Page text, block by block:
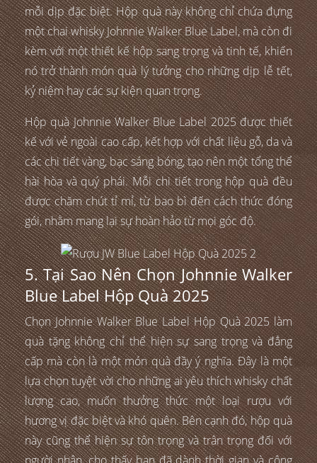
mỗi dịp đặc biệt. Hộp quà này không chỉ chứa đựng
một chai whisky Johnnie Walker Blue Label, mà còn đi
kèm với một thiết kế hộp sang trọng và tinh tế, khiến
nó trở thành món quà lý tưởng cho những dịp lễ tết,
kỷ niệm hay các sự kiện quan trọng.
Hộp quà Johnnie Walker Blue Label 2025 được thiết
kế với vẻ ngoài cao cấp, kết hợp với chất liệu gỗ, da và
các chi tiết vàng, bạc sáng bóng, tạo nên một tổng thể
hài hòa và quý phái. Mỗi chi tiết trong hộp quà đều
được chăm chút tỉ mỉ, từ bao bì đến cách thức đóng
gói, nhằm mang lại sự hoàn hảo từ mọi góc độ.
5. Tại Sao Nên Chọn Johnnie Walker
Blue Label Hộp Quà 2025
Chọn Johnnie Walker Blue Label Hộp Quà 2025 làm
quà tặng không chỉ thể hiện sự sang trọng và đẳng
cấp mà còn là một món quà đầy ý nghĩa. Đây là một
lựa chọn tuyệt vời cho những ai yêu thích whisky chất
lượng cao, muốn thưởng thức một loại rượu với
hương vị đặc biệt và khó quên. Bên cạnh đó, hộp quà
này cũng thể hiện sự tôn trọng và trân trọng đối với